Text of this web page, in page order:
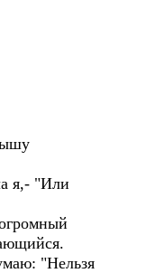
я,- "Или
"Нельзя